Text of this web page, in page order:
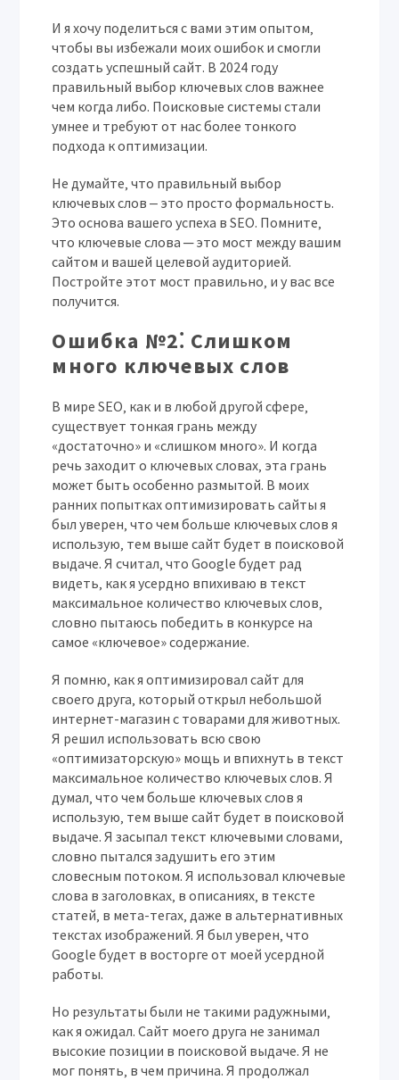
И я хочу поделиться с вами этим опытом‚
чтобы вы избежали моих ошибок и смогли
создать успешный сайт. В 2024 году
правильный выбор ключевых слов важнее
чем когда либо. Поисковые системы стали
умнее и требуют от нас более тонкого
подхода к оптимизации.
Не думайте‚ что правильный выбор
ключевых слов ‒ это просто формальность.
Это основа вашего успеха в SEO. Помните‚
что ключевые слова ─ это мост между вашим
сайтом и вашей целевой аудиторией.
Постройте этот мост правильно‚ и у вас все
получится.
Ошибка №2⁚ Слишком
много ключевых слов
В мире SEO‚ как и в любой другой сфере‚
существует тонкая грань между
«достаточно» и «слишком много». И когда
речь заходит о ключевых словах‚ эта грань
может быть особенно размытой. В моих
ранних попытках оптимизировать сайты я
был уверен‚ что чем больше ключевых слов я
использую‚ тем выше сайт будет в поисковой
выдаче. Я считал‚ что Google будет рад
видеть‚ как я усердно впихиваю в текст
максимальное количество ключевых слов‚
словно пытаюсь победить в конкурсе на
самое «ключевое» содержание.
Я помню‚ как я оптимизировал сайт для
своего друга‚ который открыл небольшой
интернет-магазин с товарами для животных.
Я решил использовать всю свою
«оптимизаторскую» мощь и впихнуть в текст
максимальное количество ключевых слов. Я
думал‚ что чем больше ключевых слов я
использую‚ тем выше сайт будет в поисковой
выдаче. Я засыпал текст ключевыми словами‚
словно пытался задушить его этим
словесным потоком. Я использовал ключевые
слова в заголовках‚ в описаниях‚ в тексте
статей‚ в мета-тегах‚ даже в альтернативных
текстах изображений. Я был уверен‚ что
Google будет в восторге от моей усердной
работы.
Но результаты были не такими радужными‚
как я ожидал. Сайт моего друга не занимал
высокие позиции в поисковой выдаче. Я не
мог понять‚ в чем причина. Я продолжал